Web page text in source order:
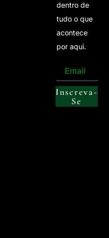
dentro de
tudo o que
acontece
por aqui.
Inscreva-
Se